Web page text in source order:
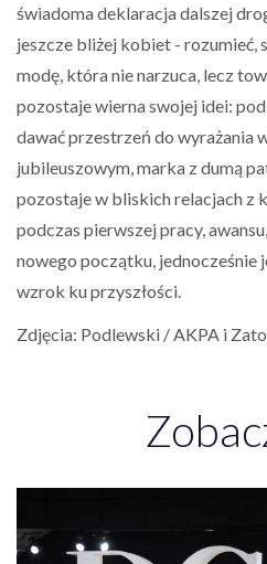
świadoma deklaracja dalszej
jeszcze bliżej kobiet - rozumieć,
modę, która nie narzuca, lecz
pozostaje wierna swojej idei:
dawać przestrzeń do wyrażania
jubileuszowym, marka z dumą
pozostaje w bliskich relacjach z
podczas pierwszej pracy,
nowego początku, jednocześnie
wzrok ku przyszłości.
Zdjęcia: Podlewski / AKPA i